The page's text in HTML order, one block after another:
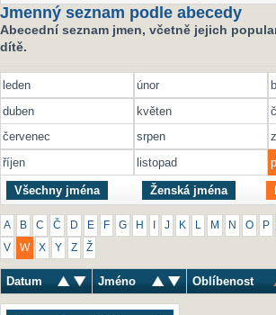
Jmenný seznam podle abecedy
Abecední seznam jmen, včetně jejich
dítě.
leden únor
duben
květen
červenec
srpen
říjen
listopad
Všechny jména Ženská jména
A B C Č D E F G H J K M N O P
V W X Y Z Ž
Datum Jméno Oblíbenost